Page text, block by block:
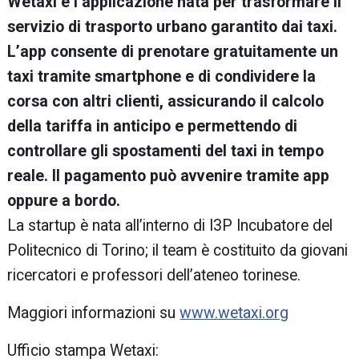
servizio di trasporto urbano garantito dai taxi.
L’app consente di prenotare gratuitamente un
taxi tramite smartphone e di condividere la
corsa con altri clienti, assicurando il calcolo
della tariffa in anticipo e permettendo di
controllare gli spostamenti del taxi in tempo
reale. Il pagamento può avvenire tramite app
oppure a bordo.
La startup è nata all’interno di I3P Incubatore del
Politecnico di Torino; il team è costituito da giovani
ricercatori e professori dell’ateneo torinese.
Maggiori informazioni suwww.wetaxi.org
Ufficio stampa Wetaxi: